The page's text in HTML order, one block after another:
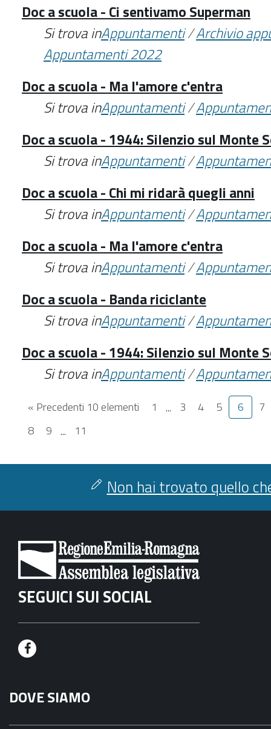
Doc a scuola - Ci sentivamo Superman
Si trova inAppuntamenti/Archivio
Appuntamenti 2022
Doc a scuola - Ma l'amore c'entra
Si trova inAppuntamenti/
Doc a scuola - 1944: Silenzio sul Monte
Si trova inAppuntamenti/
Doc a scuola - Chi mi ridarà quegli anni
Si trova inAppuntamenti/
Doc a scuola - Ma l'amore c'entra
Si trova inAppuntamenti/
Doc a scuola - Banda riciclante
Si trova inAppuntamenti/
Doc a scuola - 1944: Silenzio sul Monte
Si trova inAppuntamenti/
« Precedenti 10 elementi 1 ... 3 4 5 6
7
8
9 ... 11
Non hai trovato quello
SEGUICI SUI SOCIAL
F
c
e
DOVE SIAMO